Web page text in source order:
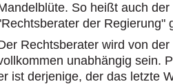
So heißt auch
der Regierung"
Rechtsberater wird von
unabhängig sein.
ist derjenige, der das letzte